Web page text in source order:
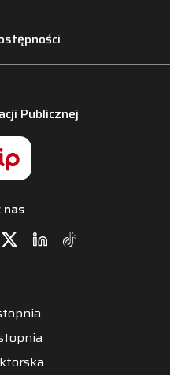
Publicznej
nas